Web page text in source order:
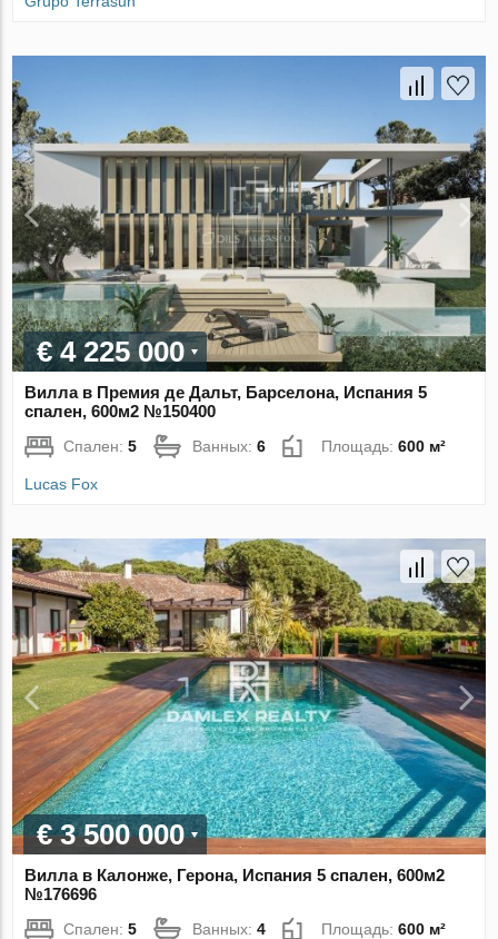
€ 4 225 000
Вилла в Премия де Дальт, Барселона, Испания 5
спален, 600м2 №150400
Спален:5 Ванных:6 Площадь:600 м²
Lucas Fox
€ 3 500 000
Вилла в Калонже, Герона, Испания 5 спален, 600м2
№176696
Спален:5 Ванных:4 Площадь:600 м²